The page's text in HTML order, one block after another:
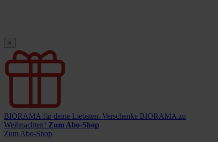
×
BIORAMA für deine Liebsten. Verschenke BIORAMA zu
Weihnachten! Zum Abo-Shop
Zum Abo-Shop